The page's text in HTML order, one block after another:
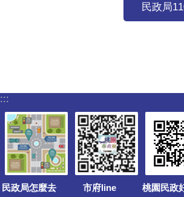
民政局
:::
民政局怎麼去 市府line
桃園民政